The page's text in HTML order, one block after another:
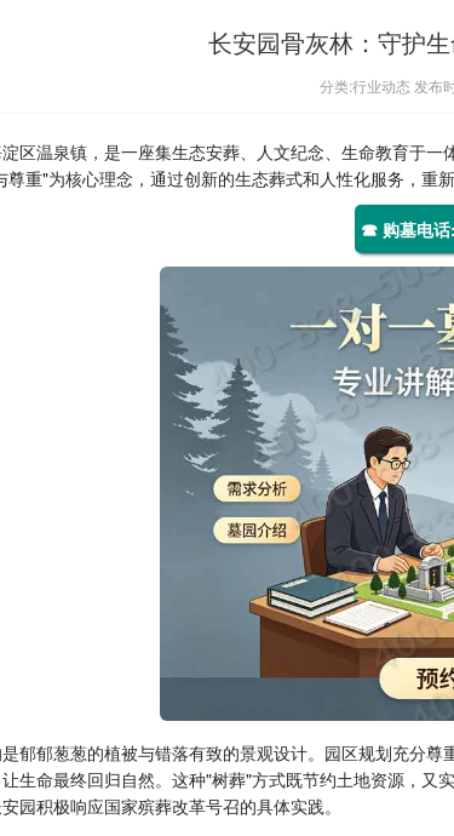
长安园骨灰林：守护
分类:行业动态 发布
区温泉镇，是一座集生态安葬、人文纪念、生命教育于
重"为核心理念，通过创新的生态葬式和人性化服务，重新
☎ 购墓电
郁郁葱葱的植被与错落有致的景观设计。园区规划充分
生命最终回归自然。这种"树葬"方式既节约土地资源，
园积极响应国家殡葬改革号召的具体实践。